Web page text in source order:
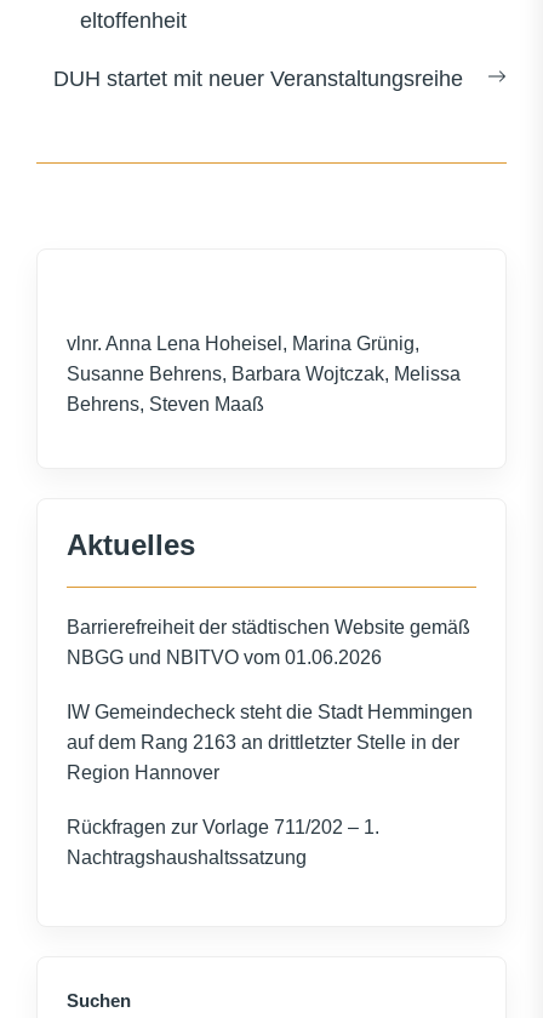
post:eltoffenheit
DUH startet mit neuer Veranstaltungsreihe
vlnr. Anna Lena Hoheisel, Marina Grünig,
Susanne Behrens, Barbara Wojtczak, Melissa
Behrens, Steven Maaß
Aktuelles
Barrierefreiheit der städtischen Website gemäß
NBGG und NBITVO vom 01.06.2026
IW Gemeindecheck steht die Stadt Hemmingen
auf dem Rang 2163 an drittletzter Stelle in der
Region Hannover
Rückfragen zur Vorlage 711/202 – 1.
Nachtragshaushaltssatzung
Suchen